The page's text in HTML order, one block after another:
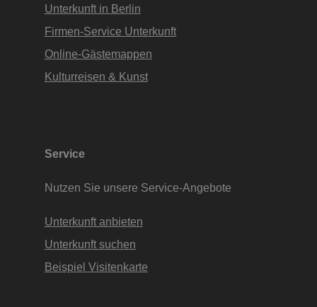
Unterkunft in Berlin
Firmen-Service Unterkunft
Online-Gästemappen
Kulturreisen & Kunst
Service
Nutzen Sie unsere Service-Angebote
Unterkunft anbieten
Unterkunft suchen
Beispiel Visitenkarte